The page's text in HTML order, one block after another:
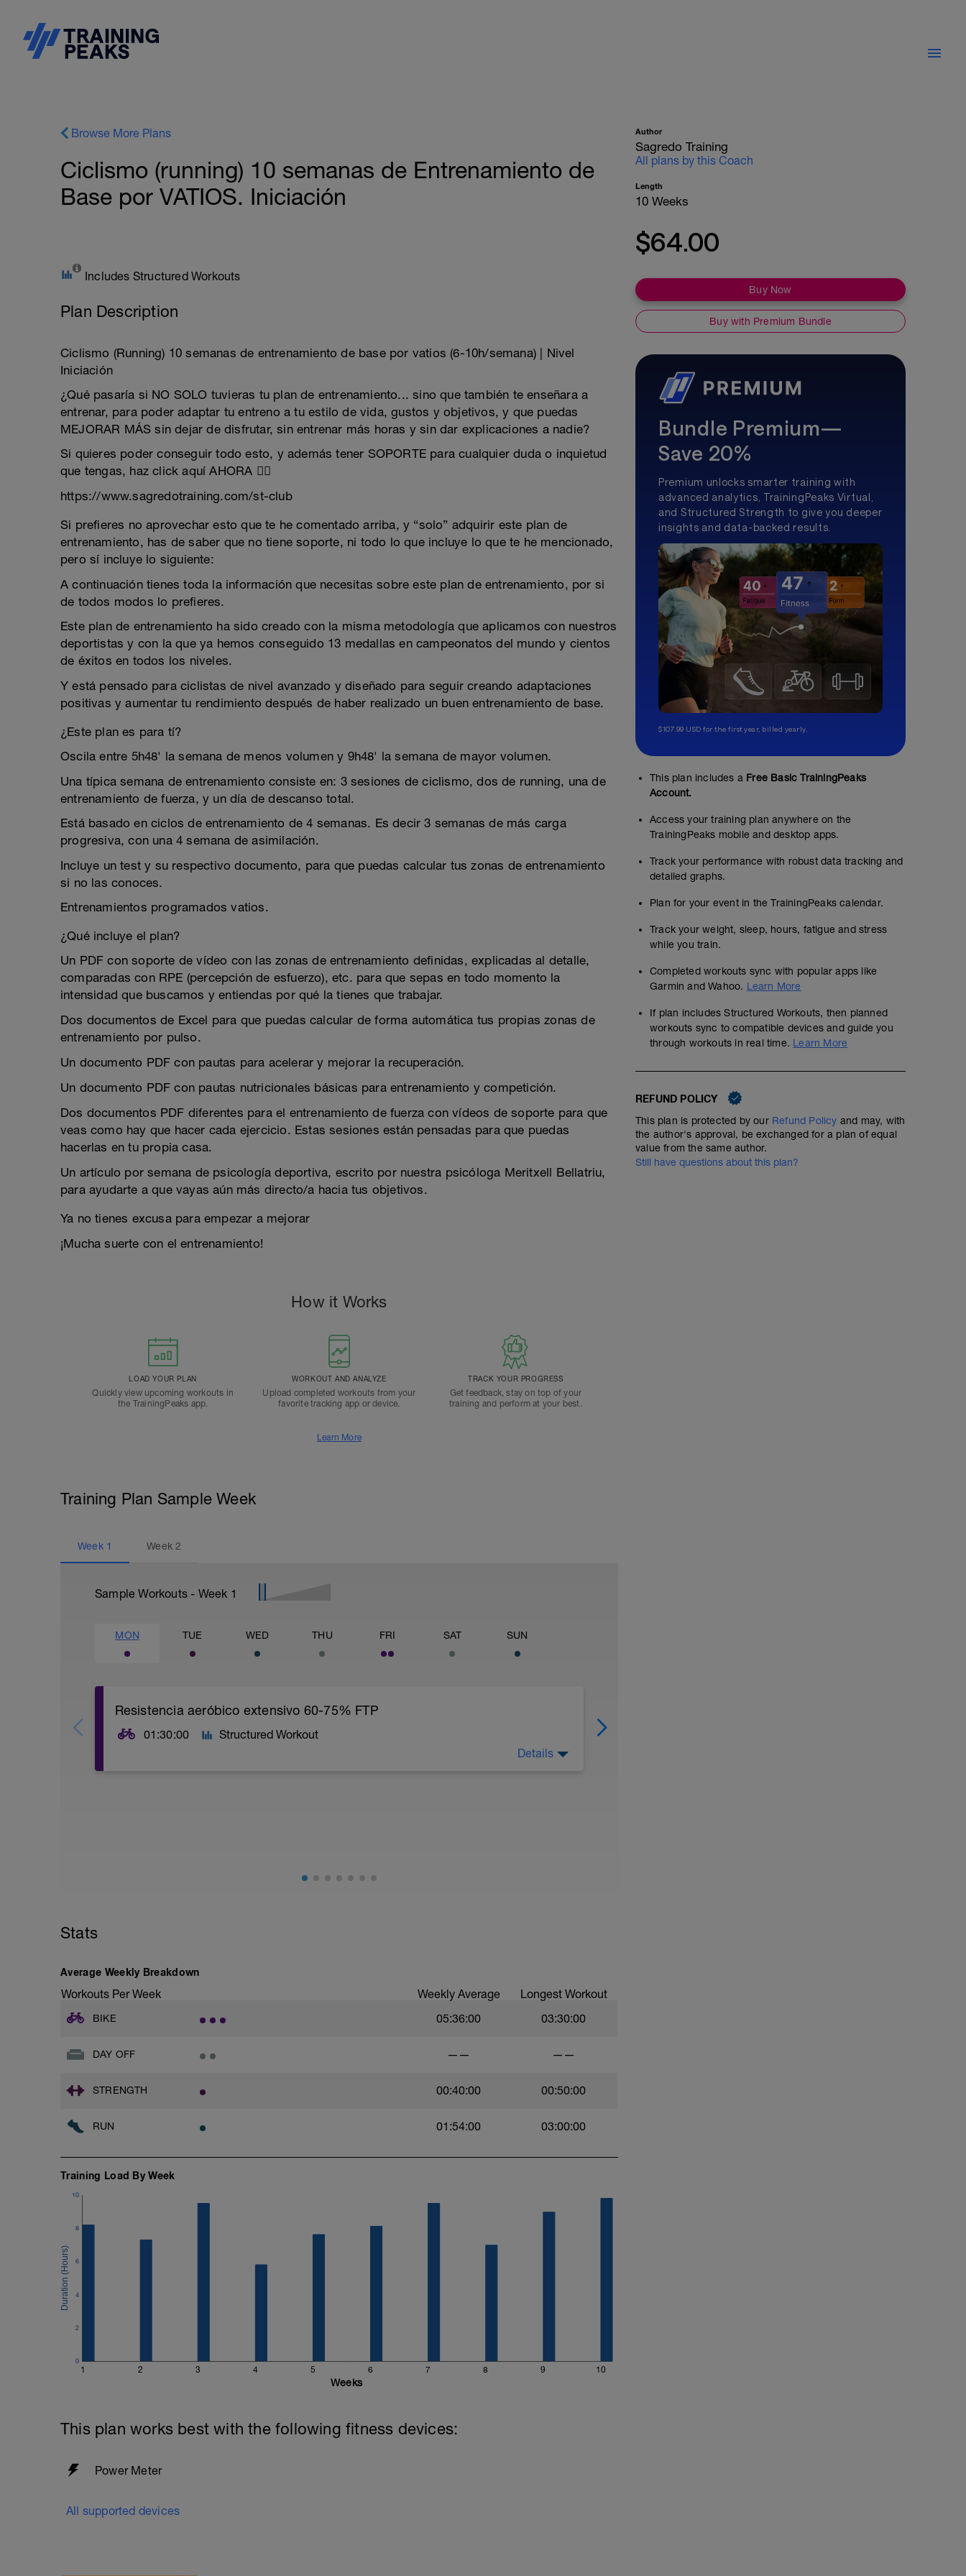
Browse More Plans
Ciclismo (running) 10 semanas de Entrenamiento de
Base por VATIOS. Iniciación
Includes Structured Workouts
Plan Description
Ciclismo (Running) 10 semanas de entrenamiento de base por vatios (6-10h/semana) | Nivel
Iniciación
¿Qué pasaría si NO SOLO tuvieras tu plan de entrenamiento... sino que también te enseñara a
entrenar, para poder adaptar tu entreno a tu estilo de vida, gustos y objetivos, y que puedas
MEJORAR MÁS sin dejar de disfrutar, sin entrenar más horas y sin dar explicaciones a nadie?
Si quieres poder conseguir todo esto, y además tener SOPORTE para cualquier duda o inquietud
que tengas, haz click aquí AHORA 👉🏻
https://www.sagredotraining.com/st-club
Si prefieres no aprovechar esto que te he comentado arriba, y “solo” adquirir este plan de
entrenamiento, has de saber que no tiene soporte, ni todo lo que incluye lo que te he mencionado,
pero sí incluye lo siguiente:
A continuación tienes toda la información que necesitas sobre este plan de entrenamiento, por si
de todos modos lo prefieres.
Este plan de entrenamiento ha sido creado con la misma metodología que aplicamos con nuestros
deportistas y con la que ya hemos conseguido 13 medallas en campeonatos del mundo y cientos
de éxitos en todos los niveles.
Y está pensado para ciclistas de nivel avanzado y diseñado para seguir creando adaptaciones
positivas y aumentar tu rendimiento después de haber realizado un buen entrenamiento de base.
¿Este plan es para tí?
Oscila entre 5h48' la semana de menos volumen y 9h48' la semana de mayor volumen.
Una típica semana de entrenamiento consiste en: 3 sesiones de ciclismo, dos de running, una de
entrenamiento de fuerza, y un día de descanso total.
Está basado en ciclos de entrenamiento de 4 semanas. Es decir 3 semanas de más carga
progresiva, con una 4 semana de asimilación.
Incluye un test y su respectivo documento, para que puedas calcular tus zonas de entrenamiento
si no las conoces.
Entrenamientos programados vatios.
¿Qué incluye el plan?
Un PDF con soporte de vídeo con las zonas de entrenamiento definidas, explicadas al detalle,
comparadas con RPE (percepción de esfuerzo), etc. para que sepas en todo momento la
intensidad que buscamos y entiendas por qué la tienes que trabajar.
Dos documentos de Excel para que puedas calcular de forma automática tus propias zonas de
entrenamiento por pulso.
Un documento PDF con pautas para acelerar y mejorar la recuperación.
Un documento PDF con pautas nutricionales básicas para entrenamiento y competición.
Dos documentos PDF diferentes para el entrenamiento de fuerza con vídeos de soporte para que
veas como hay que hacer cada ejercicio. Estas sesiones están pensadas para que puedas
hacerlas en tu propia casa.
Un artículo por semana de psicología deportiva, escrito por nuestra psicóloga Meritxell Bellatriu,
para ayudarte a que vayas aún más directo/a hacia tus objetivos.
Ya no tienes excusa para empezar a mejorar
¡Mucha suerte con el entrenamiento!
How it Works
LOAD YOUR PLAN
Quickly view upcoming workouts in
the TrainingPeaks app.
WORKOUT AND ANALYZE
Upload completed workouts from your
favorite tracking app or device.
TRACK YOUR PROGRESS
Get feedback, stay on top of your
training and perform at your best.
Learn More
Training Plan Sample Week
Week 1 Week2
Sample Workouts - Week 1
MON TUE WED THU FRI SAT SUN
Resistencia aeróbico extensivo 60-75% FTP
01:30:00 Structured Workout
Details
Stats
Average Weekly Breakdown
Workouts Per Week Weekly Average Longest Workout
BIKE 05:36:00 03:30:00
DAY OFF —— ——
STRENGTH 00:40:00 00:50:00
RUN 01:54:00 03:00:00
Training Load By Week
1 2 3 4 5 6 7 8 9 10
0
2
4
6
8
10
Weeks
This plan works best with the following fitness devices:
Power Meter
All supported devices
Author
Sagredo Training
All plans by this Coach
Length
10 Weeks
$64.00
Buy Now
Buy with Premium Bundle
Bundle Premium—
Save 20%
Premium unlocks smarter training with
advanced analytics, TrainingPeaks Virtual,
and Structured Strength to give you deeper
insights and data-backed results.
$107.99 USD for the first year, billed yearly.
This plan includes a Free Basic TrainingPeaks
Account.
Access your training plan anywhere on the
TrainingPeaks mobile and desktop apps.
Track your performance with robust data tracking and
detailed graphs.
Plan for your event in the TrainingPeaks calendar.
Track your weight, sleep, hours, fatigue and stress
while you train.
Completed workouts sync with popular apps like
Garmin and Wahoo. Learn More
If plan includes Structured Workouts, then planned
workouts sync to compatible devices and guide you
through workouts in real time. Learn More
REFUND POLICY
This plan is protected by our Refund Policy and may, with
the author's approval, be exchanged for a plan of equal
value from the same author.
Still have questions about this plan?